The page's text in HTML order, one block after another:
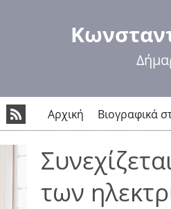
Αρχική Βιογραφικά
των